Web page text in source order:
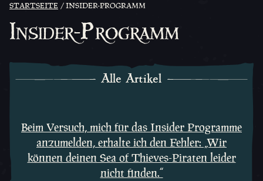
STARTSEITE INSIDER-PROGRAMM
Insider-Programm
Alle Artikel
Beim Versuch, mich für das Insider Programme
anzumelden, erhalte ich den Fehler: „Wir
können deinen Sea of Thieves-Piraten leider
nicht finden.“